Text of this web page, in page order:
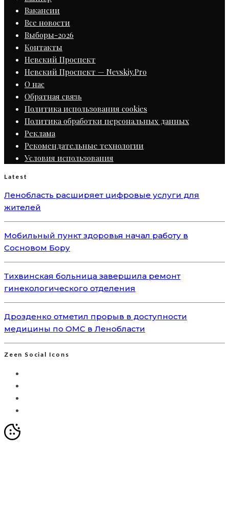
Вакансии
Все новости
Выборы-2026
Контакты
Невский Проспект
Невский Проспект — Nevskiy.Pro
О нас
Обратная связь
Политика использования cookies
Политика обработки персональных данных
Реклама
Рекомендательные технологии
Условия использования
Latest
Ленобласть расширяет цифровые услуги для
жителей
Мобильный пункт здоровья начал работу в
Сосновом Бору
Тихвинская больница завершила ремонт
гинекологического отделения
Дрозденко отметил прорыв в доступности
медицины по ОМС в Ленобласти
Zeen Social Icons